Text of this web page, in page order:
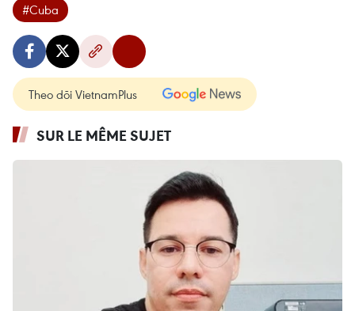
#Cuba
Theo dõi VietnamPlus
SUR LE MÊME SUJET